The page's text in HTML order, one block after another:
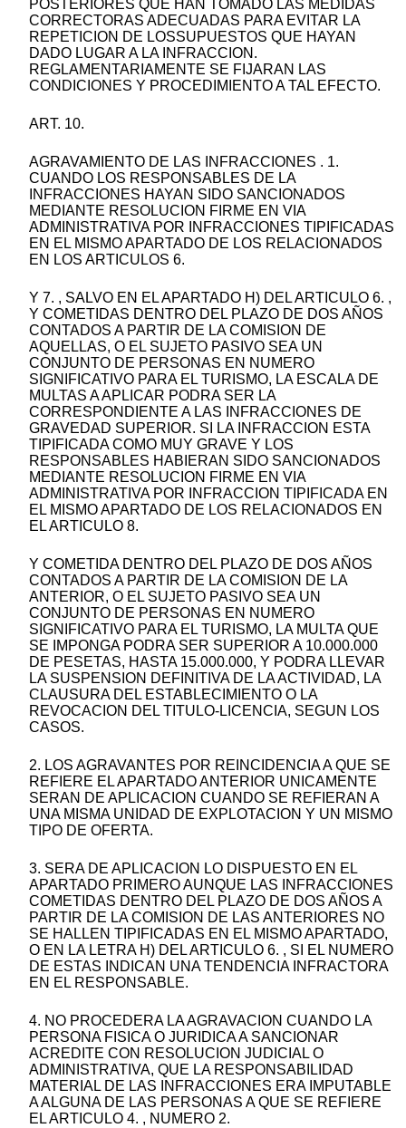
POSTERIORES QUE HAN TOMADO LAS MEDIDAS
CORRECTORAS ADECUADAS PARA EVITAR LA
REPETICION DE LOSSUPUESTOS QUE HAYAN
DADO LUGAR A LA INFRACCION.
REGLAMENTARIAMENTE SE FIJARAN LAS
CONDICIONES Y PROCEDIMIENTO A TAL EFECTO.
ART. 10.
AGRAVAMIENTO DE LAS INFRACCIONES . 1.
CUANDO LOS RESPONSABLES DE LA
INFRACCIONES HAYAN SIDO SANCIONADOS
MEDIANTE RESOLUCION FIRME EN VIA
ADMINISTRATIVA POR INFRACCIONES TIPIFICADAS
EN EL MISMO APARTADO DE LOS RELACIONADOS
EN LOS ARTICULOS 6.
Y 7. , SALVO EN EL APARTADO H) DEL ARTICULO 6. ,
Y COMETIDAS DENTRO DEL PLAZO DE DOS AÑOS
CONTADOS A PARTIR DE LA COMISION DE
AQUELLAS, O EL SUJETO PASIVO SEA UN
CONJUNTO DE PERSONAS EN NUMERO
SIGNIFICATIVO PARA EL TURISMO, LA ESCALA DE
MULTAS A APLICAR PODRA SER LA
CORRESPONDIENTE A LAS INFRACCIONES DE
GRAVEDAD SUPERIOR. SI LA INFRACCION ESTA
TIPIFICADA COMO MUY GRAVE Y LOS
RESPONSABLES HABIERAN SIDO SANCIONADOS
MEDIANTE RESOLUCION FIRME EN VIA
ADMINISTRATIVA POR INFRACCION TIPIFICADA EN
EL MISMO APARTADO DE LOS RELACIONADOS EN
EL ARTICULO 8.
Y COMETIDA DENTRO DEL PLAZO DE DOS AÑOS
CONTADOS A PARTIR DE LA COMISION DE LA
ANTERIOR, O EL SUJETO PASIVO SEA UN
CONJUNTO DE PERSONAS EN NUMERO
SIGNIFICATIVO PARA EL TURISMO, LA MULTA QUE
SE IMPONGA PODRA SER SUPERIOR A 10.000.000
DE PESETAS, HASTA 15.000.000, Y PODRA LLEVAR
LA SUSPENSION DEFINITIVA DE LA ACTIVIDAD, LA
CLAUSURA DEL ESTABLECIMIENTO O LA
REVOCACION DEL TITULO-LICENCIA, SEGUN LOS
CASOS.
2. LOS AGRAVANTES POR REINCIDENCIA A QUE SE
REFIERE EL APARTADO ANTERIOR UNICAMENTE
SERAN DE APLICACION CUANDO SE REFIERAN A
UNA MISMA UNIDAD DE EXPLOTACION Y UN MISMO
TIPO DE OFERTA.
3. SERA DE APLICACION LO DISPUESTO EN EL
APARTADO PRIMERO AUNQUE LAS INFRACCIONES
COMETIDAS DENTRO DEL PLAZO DE DOS AÑOS A
PARTIR DE LA COMISION DE LAS ANTERIORES NO
SE HALLEN TIPIFICADAS EN EL MISMO APARTADO,
O EN LA LETRA H) DEL ARTICULO 6. , SI EL NUMERO
DE ESTAS INDICAN UNA TENDENCIA INFRACTORA
EN EL RESPONSABLE.
4. NO PROCEDERA LA AGRAVACION CUANDO LA
PERSONA FISICA O JURIDICA A SANCIONAR
ACREDITE CON RESOLUCION JUDICIAL O
ADMINISTRATIVA, QUE LA RESPONSABILIDAD
MATERIAL DE LAS INFRACCIONES ERA IMPUTABLE
A ALGUNA DE LAS PERSONAS A QUE SE REFIERE
EL ARTICULO 4. , NUMERO 2.